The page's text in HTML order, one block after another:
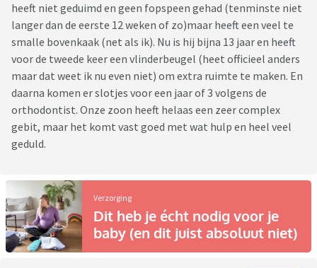
heeft niet geduimd en geen fopspeen gehad (tenminste niet
langer dan de eerste 12 weken of zo)maar heeft een veel te
smalle bovenkaak (net als ik). Nu is hij bijna 13 jaar en heeft
voor de tweede keer een vlinderbeugel (heet officieel anders
maar dat weet ik nu even niet) om extra ruimte te maken. En
daarna komen er slotjes voor een jaar of 3 volgens de
orthodontist. Onze zoon heeft helaas een zeer complex
gebit, maar het komt vast goed met wat hulp en heel veel
geduld.
Verzorging
Dit heb je écht nodig voor je
baby (en dit juist absoluut niet)